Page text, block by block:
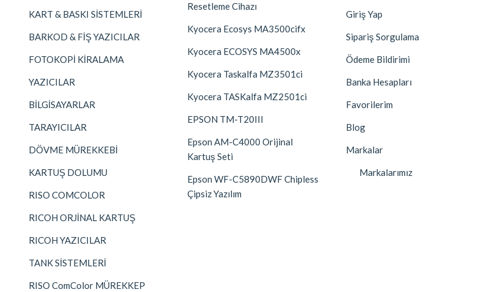
KART & BASKI SİSTEMLERİ
BARKOD & FİŞ YAZICILAR
FOTOKOPİ KİRALAMA
YAZICILAR
BİLGİSAYARLAR
TARAYICILAR
DÖVME MÜREKKEBİ
KARTUŞ DOLUMU
RISO COMCOLOR
RICOH ORJİNAL KARTUŞ
RICOH YAZICILAR
TANK SİSTEMLERİ
RISO ComColor MÜREKKEP
Resetleme Cihazı
Kyocera Ecosys MA3500cifx
Kyocera ECOSYS MA4500x
Kyocera Taskalfa MZ3501ci
Kyocera TASKalfa MZ2501ci
EPSON TM-T20III
Epson AM-C4000 Orijinal
Kartuş Seti
Epson WF-C5890DWF Chipless
Çipsiz Yazılım
Giriş Yap
Sipariş Sorgulama
Ödeme Bildirimi
Banka Hesapları
Favorilerim
Blog
Markalar
Markalarımız